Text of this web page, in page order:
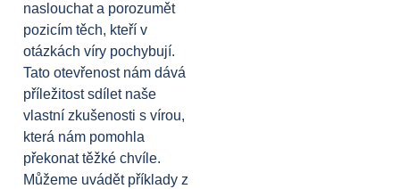
naslouchat a porozumět
pozicím těch, kteří v
otázkách víry pochybují.
Tato otevřenost nám dává
příležitost sdílet naše
vlastní zkušenosti s vírou,
která nám pomohla
překonat těžké chvíle.
Můžeme uvádět příklady z